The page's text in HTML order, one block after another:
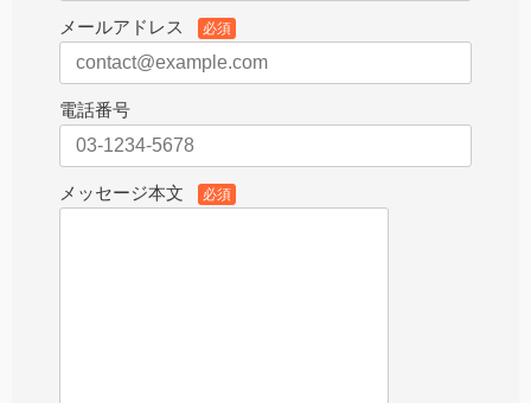
メールアドレス 必須
電話番号
メッセージ本文 必須